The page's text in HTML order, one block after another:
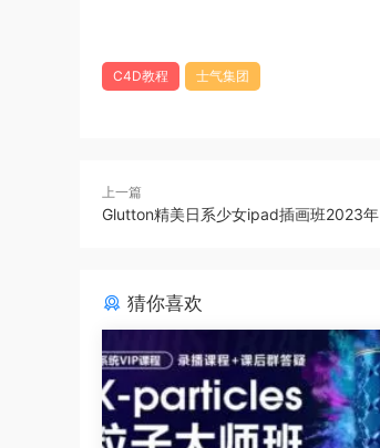
C4D教程 士气集团
上一篇
Glutton精美日系少女ipad插画班2023年
猜你喜欢